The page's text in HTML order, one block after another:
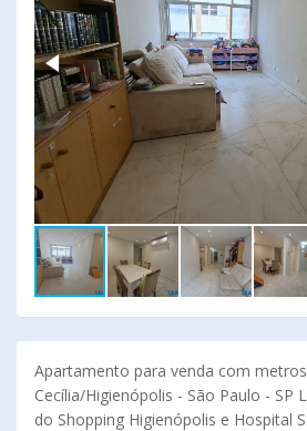
Apartamento para venda com
Cecília/Higienópolis - São Paulo - SP
do Shopping Higienópolis e Hospital